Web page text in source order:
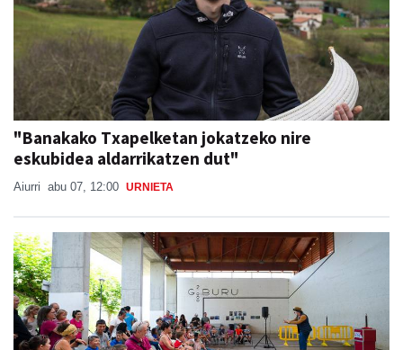
"Banakako Txapelketan jokatzeko nire
eskubidea aldarrikatzen dut"
Aiurri abu 07, 12:00 URNIETA